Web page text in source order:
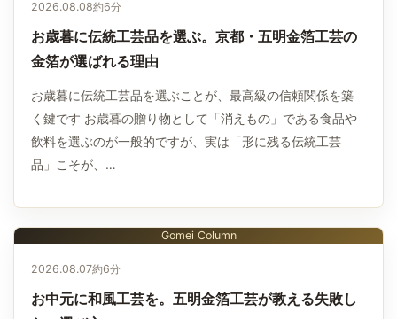
2026.08.08約6分
お歳暮に伝統工芸品を選ぶ。京都・五明金箔工芸の
金箔が選ばれる理由
お歳暮に伝統工芸品を選ぶことが、最高級の信頼関係を築
く鍵です お歳暮の贈り物として「消えもの」である食品や
飲料を選ぶのが一般的ですが、実は「形に残る伝統工芸
品」こそが、…
Gomei Column
2026.08.07約6分
お中元に和風工芸を。五明金箔工芸が教える失敗し